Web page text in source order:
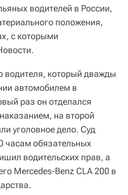
водителей в России,
положения,
с которыми
водителя, который дважды
автомобилем в
раз он отделался
на второй
уголовное дело. Суд
часам обязательных
водительских прав, а
Mercedes-Benz CLA 200 в